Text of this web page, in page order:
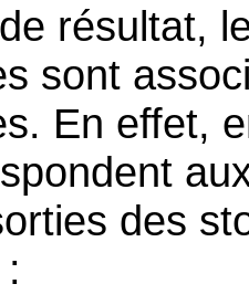
résultat,
sont
En effet,
des